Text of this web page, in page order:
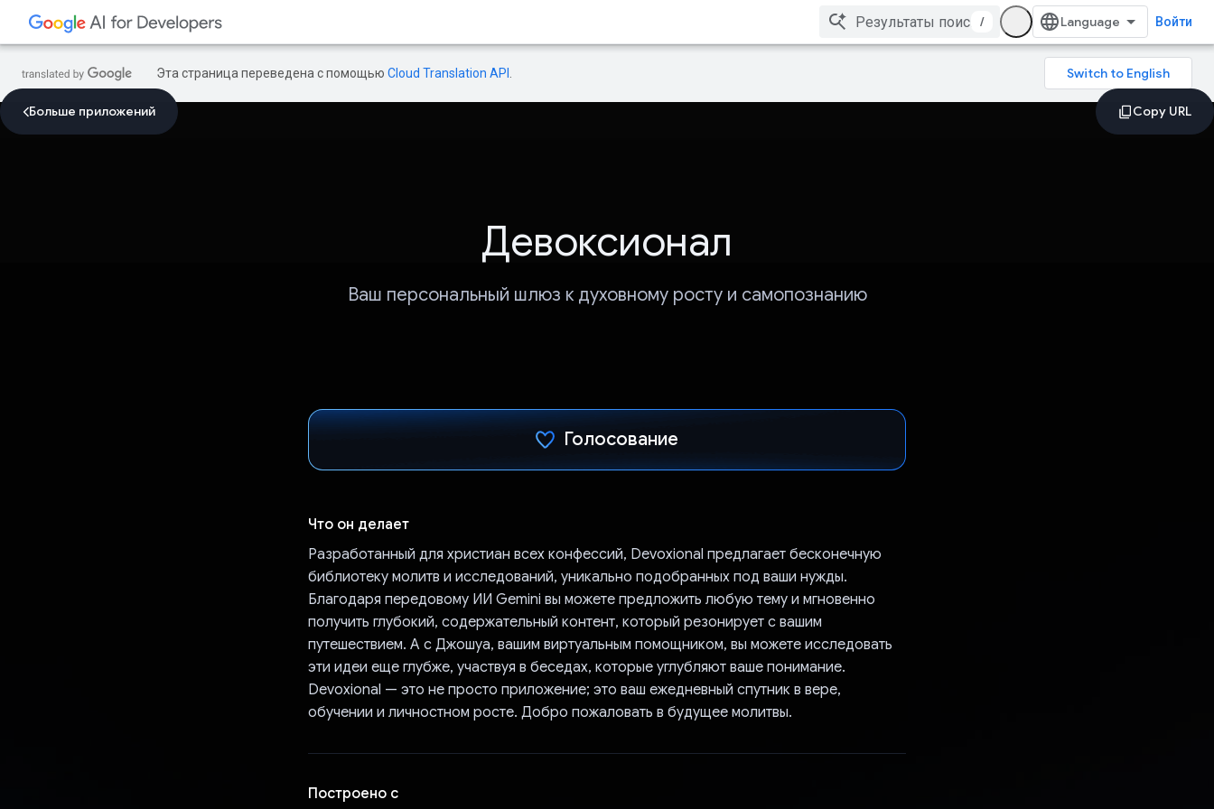
/ Войти
Эта страница переведена с помощью Cloud Translation API
Больше приложений
Девоксионал
Ваш персональный шлюз к духовному росту и самопознанию
Голосование
Что он делает
Разработанный для христиан всех конфессий, Devoxional предлагает бесконечную
библиотеку молитв и исследований, уникально подобранных под ваши нужды.
Благодаря передовому ИИ Gemini вы можете предложить любую тему и мгновенно
получить глубокий, содержательный контент, который резонирует с вашим
путешествием. А с Джошуа, вашим виртуальным помощником, вы можете исследовать
эти идеи еще глубже, участвуя в беседах, которые углубляют ваше понимание.
Devoxional — это не просто приложение; это ваш ежедневный спутник в вере,
обучении и личностном росте. Добро пожаловать в будущее молитвы.
Построено с